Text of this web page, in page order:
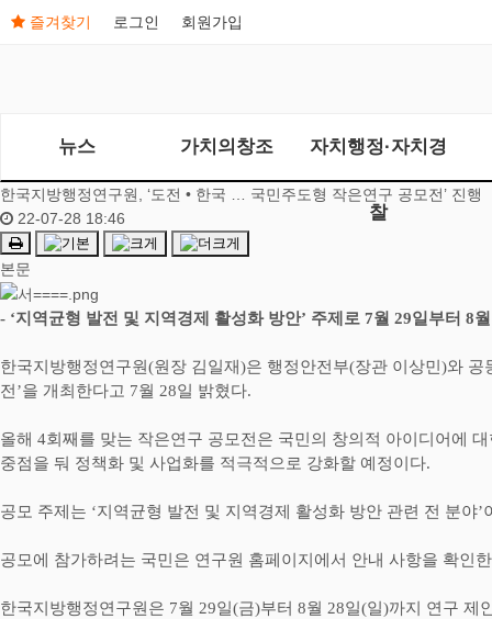
즐겨찾기 로그인 회원가입
뉴스 가치의창조 자치행정·자치경
찰
한국지방행정연구원, ‘도전 • 한국 … 국민주도형 작은연구 공모전’ 진행
22-07-28 18:46
본문
- ‘지역균형 발전 및 지역경제 활성화 방안’ 주제로 7월 29일부터 8
한국지방행정연구원(원장 김일재)은 행정안전부(장관 이상민)와 공
전’을 개최한다고 7월 28일 밝혔다.
올해 4회째를 맞는 작은연구 공모전은 국민의 창의적 아이디어에
중점을 둬 정책화 및 사업화를 적극적으로 강화할 예정이다.
공모 주제는 ‘지역균형 발전 및 지역경제 활성화 방안 관련 전 분야’
공모에 참가하려는 국민은 연구원 홈페이지에서 안내 사항을 확인
한국지방행정연구원은 7월 29일(금)부터 8월 28일(일)까지 연구 제